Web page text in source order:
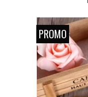
PROMO